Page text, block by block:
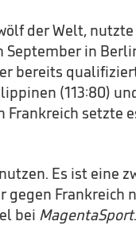
der Welt,
in
bereits
(113:80)
Frankreich setzte
Es ist eine
gegen Frankreich
bei MagentaSport